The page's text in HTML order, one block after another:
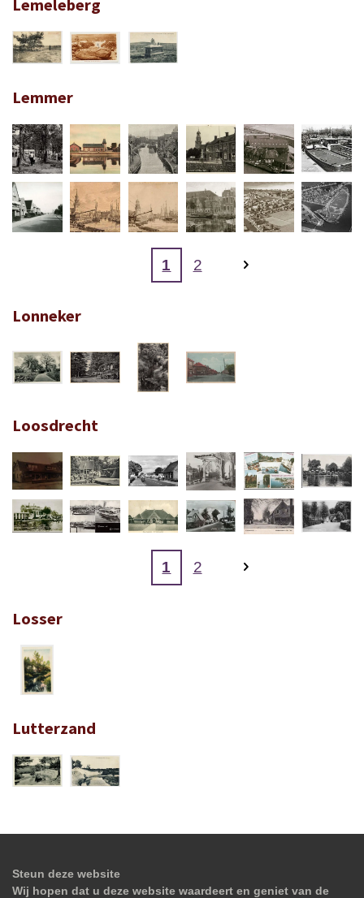
Lemeleberg
Lemmer
1 2
Lonneker
Loosdrecht
1 2
Losser
Lutterzand
Steun deze website
Wij hopen dat u deze website waardeert en geniet van de